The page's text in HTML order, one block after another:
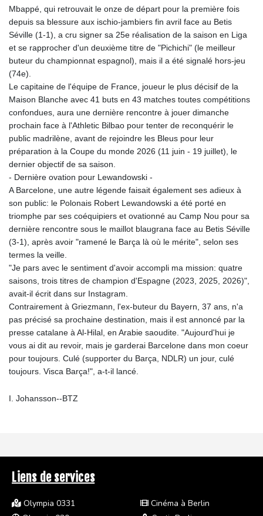
Mbappé, qui retrouvait le onze de départ pour la première fois
depuis sa blessure aux ischio-jambiers fin avril face au Betis
Séville (1-1), a cru signer sa 25e réalisation de la saison en Liga
et se rapprocher d'un deuxième titre de "Pichichi" (le meilleur
buteur du championnat espagnol), mais il a été signalé hors-jeu
(74e).
Le capitaine de l'équipe de France, joueur le plus décisif de la
Maison Blanche avec 41 buts en 43 matches toutes compétitions
confondues, aura une dernière rencontre à jouer dimanche
prochain face à l'Athletic Bilbao pour tenter de reconquérir le
public madrilène, avant de rejoindre les Bleus pour leur
préparation à la Coupe du monde 2026 (11 juin - 19 juillet), le
dernier objectif de sa saison.
- Dernière ovation pour Lewandowski -
A Barcelone, une autre légende faisait également ses adieux à
son public: le Polonais Robert Lewandowski a été porté en
triomphe par ses coéquipiers et ovationné au Camp Nou pour sa
dernière rencontre sous le maillot blaugrana face au Betis Séville
(3-1), après avoir "ramené le Barça là où le mérite", selon ses
termes la veille.
"Je pars avec le sentiment d'avoir accompli ma mission: quatre
saisons, trois titres de champion d'Espagne (2023, 2025, 2026)",
avait-il écrit dans sur Instagram.
Contrairement à Griezmann, l'ex-buteur du Bayern, 37 ans, n'a
pas précisé sa prochaine destination, mais il est annoncé par la
presse catalane à Al-Hilal, en Arabie saoudite. "Aujourd'hui je
vous ai dit au revoir, mais je garderai Barcelone dans mon coeur
pour toujours. Culé (supporter du Barça, NDLR) un jour, culé
toujours. Visca Barça!", a-t-il lancé.
I. Johansson--BTZ
Liens de services
Olympia 0331
Cinéma à Berlin